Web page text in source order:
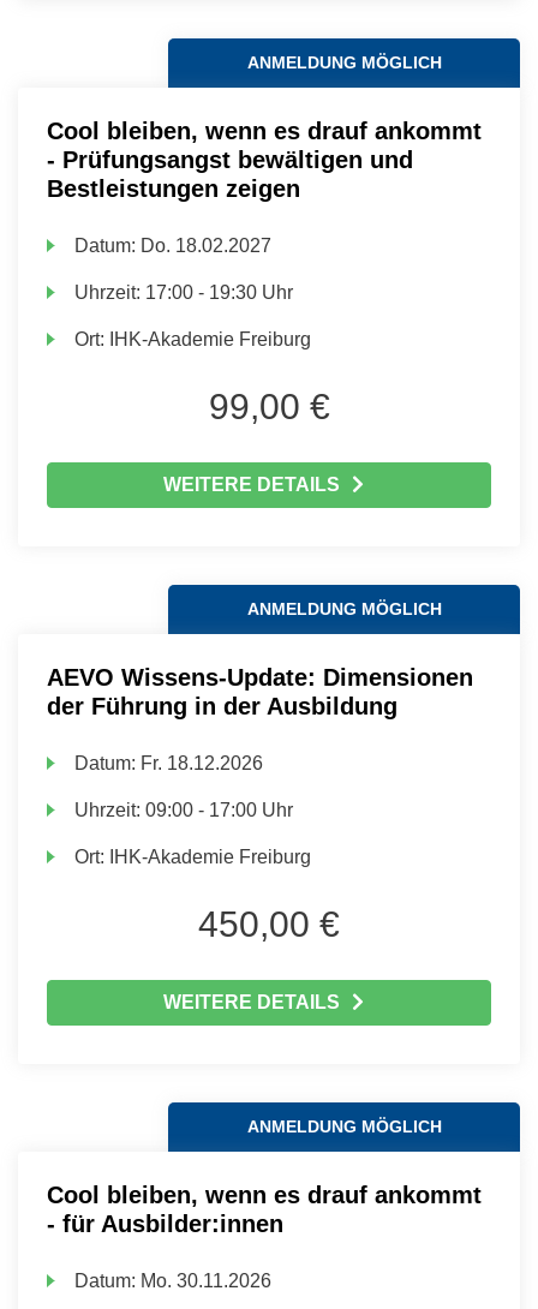
ANMELDUNG MÖGLICH
Cool bleiben, wenn es drauf ankommt
- Prüfungsangst bewältigen und
Bestleistungen zeigen
Datum: Do. 18.02.2027
Uhrzeit: 17:00 - 19:30 Uhr
Ort: IHK-Akademie Freiburg
99,00 €
WEITERE DETAILS
ANMELDUNG MÖGLICH
AEVO Wissens-Update: Dimensionen
der Führung in der Ausbildung
Datum: Fr. 18.12.2026
Uhrzeit:09:00 - 17:00 Uhr
Ort: IHK-Akademie Freiburg
450,00 €
WEITERE DETAILS
ANMELDUNG MÖGLICH
Cool bleiben, wenn es drauf ankommt
- für Ausbilder:innen
Datum: Mo. 30.11.2026